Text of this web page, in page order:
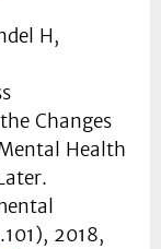
H,
Changes
Health
2018,